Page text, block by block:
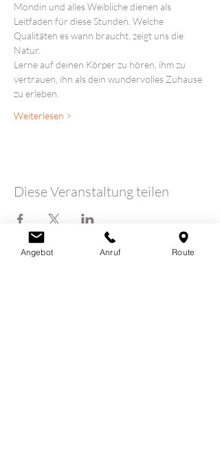
Mondin und alles Weibliche dienen als
Leitfaden für diese Stunden. Welche
Qualitäten es wann braucht, zeigt uns die
Natur.
Lerne auf deinen Körper zu hören, ihm zu
vertrauen, ihn als dein wundervolles Zuhause
zu erleben.
Weiterlesen >
Diese Veranstaltung teilen
Angebot Anruf Route